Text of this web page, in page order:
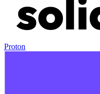
Proton